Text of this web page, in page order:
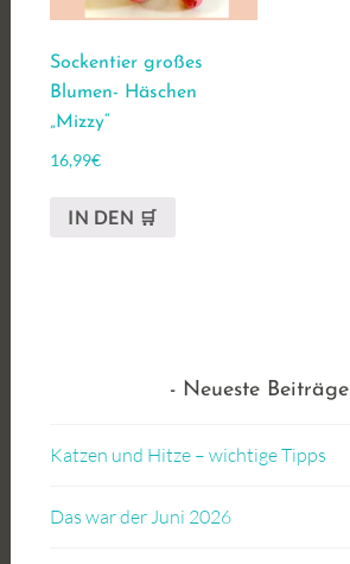
Sockentier großes
Blumen- Häschen
„Mizzy“
16,99€
IN DEN 🛒
Neueste Beiträge
Katzen und Hitze – wichtige Tipps
Das war der Juni 2026